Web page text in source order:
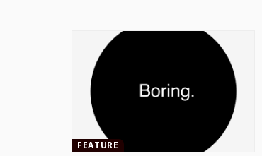
FEATURE